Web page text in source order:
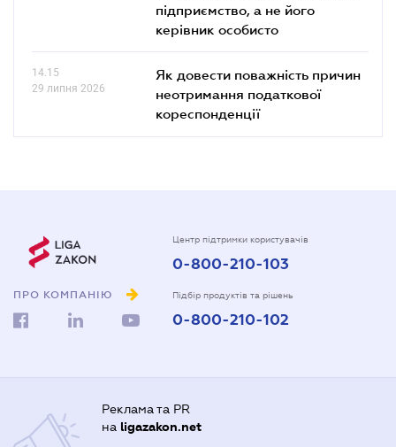
підприємство, а не його
керівник особисто
14.15
29 липня 2026
Як довести поважність причин
неотримання податкової
кореспонденції
ПРО КОМПАНІЮ
Центр підтримки користувачів
0-800-210-103
Підбір продуктів та рішень
0-800-210-102
Реклама та PR
на ligazakon.net